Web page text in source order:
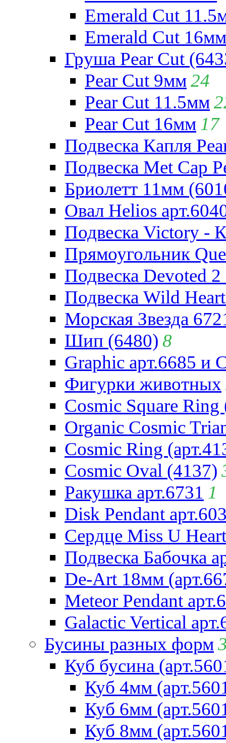
Emerald Cut
Emerald Cut 16мм
Груша Pear Cut
Pear Cut 9мм24
Pear Cut 11.5мм
Pear Cut 16мм 17
Подвеска Капля
Подвеска Met Cap
Бриолетт 11мм
Овал Helios
Подвеска Victory -
Прямоугольник
Подвеска Devoted
Подвеска Wild
Морская Звезда
Шип (6480) 8
Graphic арт.6685 и
Фигурки животных
Cosmic Square Ring
Organic Cosmic
Cosmic Ring
Cosmic Oval (4137)
Ракушка арт.6731 1
Disk Pendant
Сердце Miss U
Подвеска Бабочка
De-Art 18мм
Meteor Pendant
Galactic Vertical
Бусины разных форм
Куб бусина
Куб 4мм
Куб 6мм
Куб 8мм